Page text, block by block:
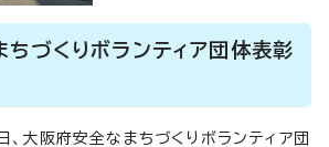
づくりボランティア団体表彰
大阪府安全なまちづくりボランティア団